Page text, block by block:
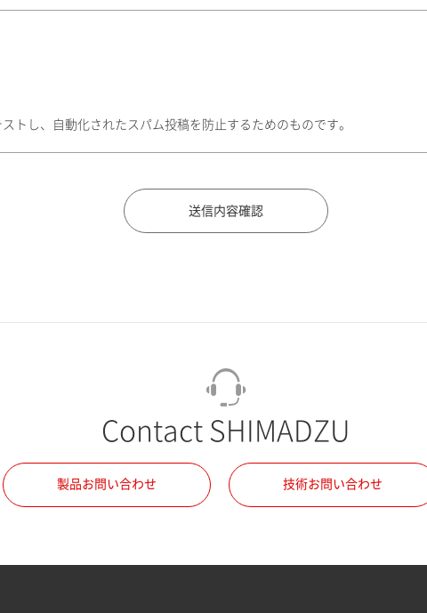
トし、自動化されたスパム投稿を防止するためのものです。
Contact SHIMADZU
製品お問い合わせ 技術お問い合わせ